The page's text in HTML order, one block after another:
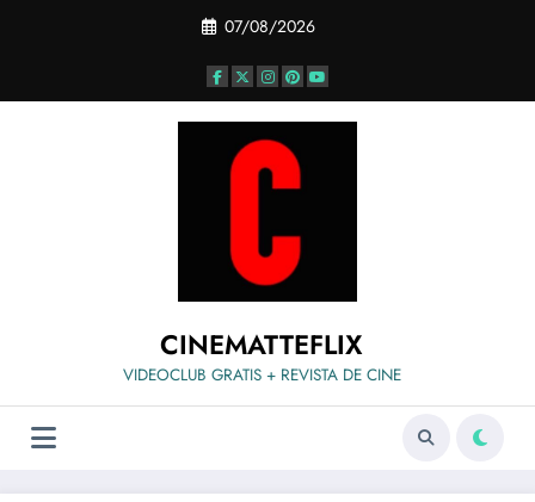
07/08/2026
CINEMATTEFLIX
VIDEOCLUB GRATIS + REVISTA DE CINE